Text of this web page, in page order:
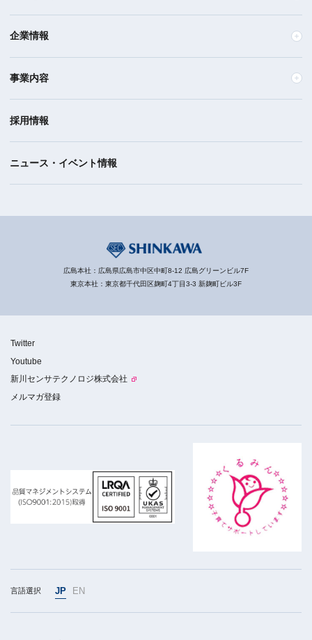
企業情報
事業内容
採用情報
ニュース・イベント情報
広島本社：広島県広島市中区中町8-12 広島グリーンビル7F
東京本社：東京都千代田区麹町4丁目3-3 新麹町ビル3F
Twitter
Youtube
新川センサテクノロジ株式会社
メルマガ登録
言語選択 JP EN